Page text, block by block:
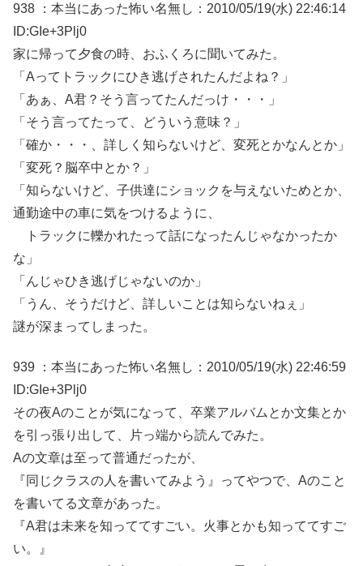
938 ：本当にあった怖い名無し：2010/05/19(水) 22:46:14
ID:GIe+3Plj0
家に帰って夕食の時、おふくろに聞いてみた。
「Aってトラックにひき逃げされたんだよね？」
「あぁ、A君？そう言ってたんだっけ・・・」
「そう言ってたって、どういう意味？」
「確か・・・、詳しく知らないけど、変死とかなんとか」
「変死？脳卒中とか？」
「知らないけど、子供達にショックを与えないためとか、
通勤途中の車に気をつけるように、
トラックに轢かれたって話になったんじゃなかったか
な」
「んじゃひき逃げじゃないのか」
「うん、そうだけど、詳しいことは知らないねぇ」
謎が深まってしまった。
939 ：本当にあった怖い名無し：2010/05/19(水) 22:46:59
ID:GIe+3Plj0
その夜Aのことが気になって、卒業アルバムとか文集とか
を引っ張り出して、片っ端から読んでみた。
Aの文章は至って普通だったが、
『同じクラスの人を書いてみよう』ってやつで、Aのこと
を書いてる文章があった。
『A君は未来を知っててすごい。火事とかも知っててすご
い。』